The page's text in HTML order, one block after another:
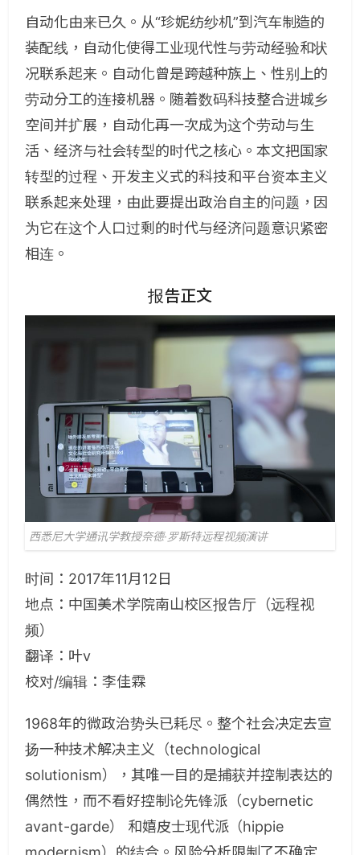
自动化由来已久。从“珍妮纺纱机”到汽车制造的
装配线，自动化使得工业现代性与劳动经验和状
况联系起来。自动化曾是跨越种族上、性别上的
劳动分工的连接机器。随着数码科技整合进城乡
空间并扩展，自动化再一次成为这个劳动与生
活、经济与社会转型的时代之核心。本文把国家
转型的过程、开发主义式的科技和平台资本主义
联系起来处理，由此要提出政治自主的问题，因
为它在这个人口过剩的时代与经济问题意识紧密
相连。
报告正文
西悉尼大学通讯学教授奈德·罗斯特远程视频演讲
时间：2017年11月12日
地点：中国美术学院南山校区报告厅（远程视
频）
翻译：叶v
校对/编辑：李佳霖
1968年的微政治势头已耗尽。整个社会决定去宣
扬一种技术解决主义（technological
solutionism），其唯一目的是捕获并控制表达的
偶然性，而不看好控制论先锋派（cybernetic
avant-garde） 和嬉皮士现代派（hippie